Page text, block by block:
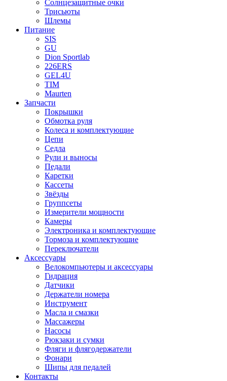
Солнцезащитные очки
Трисьюты
Шлемы
Питание
SIS
GU
Dion Sportlab
226ERS
GEL4U
TIM
Maurten
Запчасти
Покрышки
Обмотка руля
Колеса и комплектующие
Цепи
Седла
Рули и выносы
Педали
Каретки
Кассеты
Звёзды
Группсеты
Измерители мощности
Камеры
Электроника и комплектующие
Тормоза и комплектующие
Переключатели
Аксессуары
Велокомпьютеры и аксессуары
Гидрация
Датчики
Держатели номера
Инструмент
Масла и смазки
Массажеры
Насосы
Рюкзаки и сумки
Фляги и флягодержатели
Фонари
Шипы для педалей
Контакты